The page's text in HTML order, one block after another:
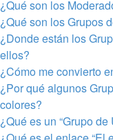
¿Qué son los
¿Qué son los Grupos
¿Donde están los
ellos?
¿Cómo me convierto
¿Por qué algunos
colores?
¿Qué es un “Grupo